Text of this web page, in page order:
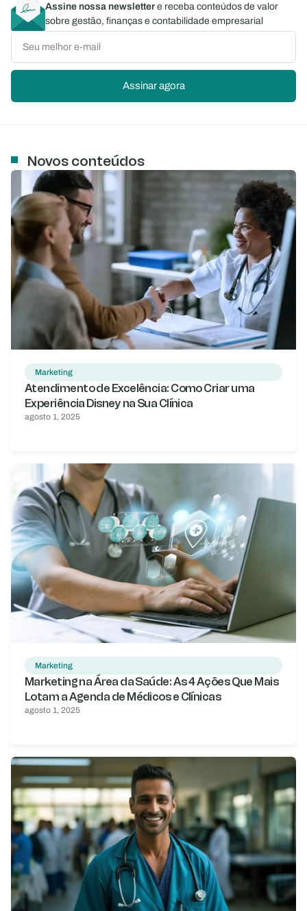
Assine nossa newsletter e receba conteúdos de valor
sobre gestão, finanças e contabilidade empresarial
Assinar agora
Novos conteúdos
Marketing
Atendimento de Excelência: Como Criar uma
Experiência Disney na Sua Clínica
agosto 1, 2025
Marketing
Marketing na Área da Saúde: As 4 Ações Que Mais
Lotam a Agenda de Médicos e Clínicas
agosto 1, 2025